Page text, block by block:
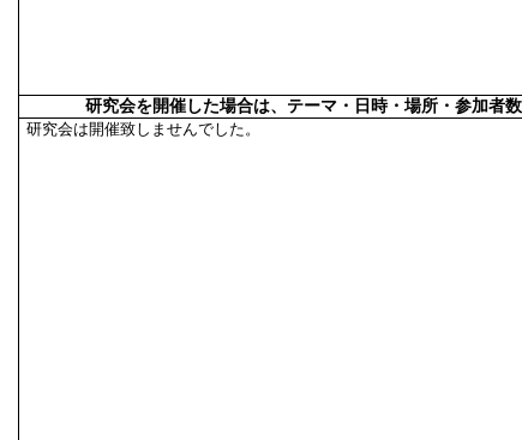
研究会を開催した場合は、テーマ・日時・場所・参加者数
研究会は開催致しませんでした。